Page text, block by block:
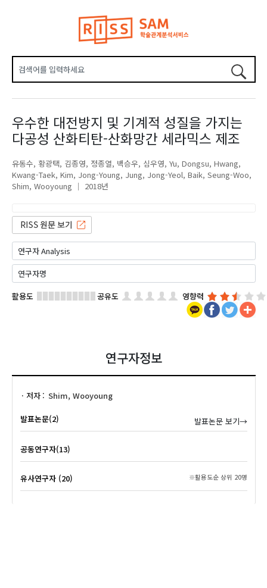
우수한 대전방지 및 기계적 성질을 가지는
다공성 산화티탄-산화망간 세라믹스 제조
유동수 황광택 김종영 정종열 백승우 심우영 Yu, Dongsu Hwang,
Kwang-Taek Kim, Jong-Young Jung, Jong-Yeol Baik, Seung-Woo
Shim, Wooyoung
2018년
활용도 공유도 영향력
연구자정보
저자 Shim, Wooyoung
발표논문(2) 발표논문 보기→
공동연구자(13)
유사연구자 (20) ※활용도순 상위 20명